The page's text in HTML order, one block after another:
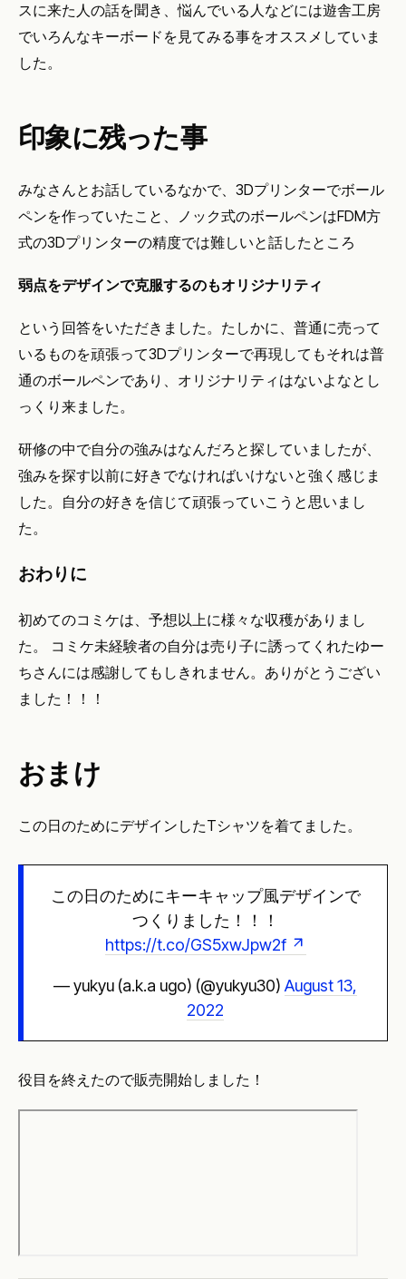
スに来た人の話を聞き、悩んでいる人などには遊舎工房
でいろんなキーボードを見てみる事をオススメしていま
した。
印象に残った事
みなさんとお話しているなかで、3Dプリンターでボール
ペンを作っていたこと、ノック式のボールペンはFDM方
式の3Dプリンターの精度では難しいと話したところ
弱点をデザインで克服するのもオリジナリティ
という回答をいただきました。たしかに、普通に売って
いるものを頑張って3Dプリンターで再現してもそれは普
通のボールペンであり、オリジナリティはないよなとし
っくり来ました。
研修の中で自分の強みはなんだろと探していましたが、
強みを探す以前に好きでなければいけないと強く感じま
した。自分の好きを信じて頑張っていこうと思いまし
た。
おわりに
初めてのコミケは、予想以上に様々な収穫がありまし
た。 コミケ未経験者の自分は売り子に誘ってくれたゆー
ちさんには感謝してもしきれません。ありがとうござい
ました！！！
おまけ
この日のためにデザインしたTシャツを着てました。
この日のためにキーキャップ風デザインで
つくりました！！！
https://t.co/GS5xwJpw2f
— yukyu (a.k.a ugo) (@yukyu30) August 13,
2022
役目を終えたので販売開始しました！